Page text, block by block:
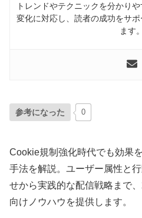
トレンドやテクニックを分かり
変化に対応し、読者の成功をサ
ます。
参考になった 0
Cookie規制強化時代でも効果
手法を解説。ユーザー属性と
せから実践的な配信戦略まで
向けノウハウを提供します。